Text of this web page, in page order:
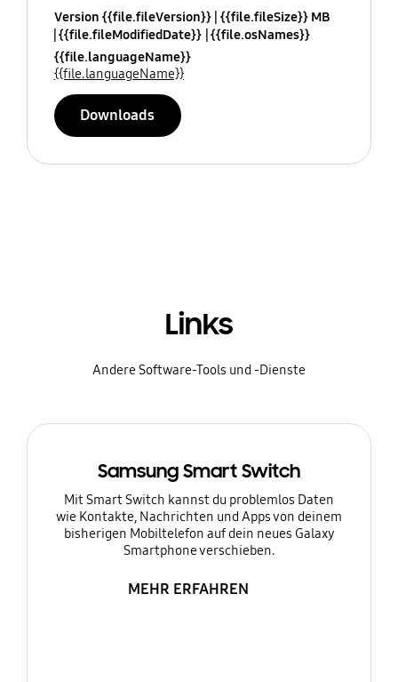
Version {{file.fileVersion}} {{file.fileSize}} MB
{{file.fileModifiedDate}} {{file.osNames}}
{{file.languageName}}
{{file.languageName}}
Downloads
Links
Andere Software-Tools und -Dienste
Samsung Smart Switch
Mit Smart Switch kannst du problemlos Daten
wie Kontakte, Nachrichten und Apps von deinem
bisherigen Mobiltelefon auf dein neues Galaxy
Smartphone verschieben.
MEHR ERFAHREN